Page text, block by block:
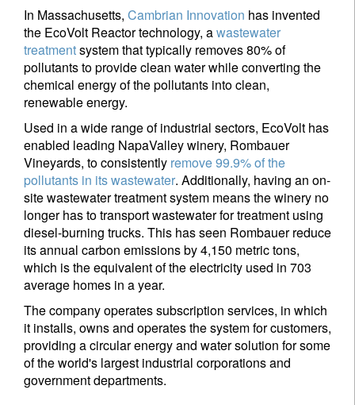
In Massachusetts, Cambrian Innovation has invented
the EcoVolt Reactor technology, awastewater
treatmentsystem that typically removes 80% of
pollutants to provide clean water while converting the
chemical energy of the pollutants into clean,
renewable energy.
Used in a wide range of industrial sectors, EcoVolt has
enabled leading NapaValley winery, Rombauer
Vineyards, to consistently remove 99.9% of the
pollutants in its wastewater. Additionally, having an on-
site wastewater treatment system means the winery no
longer has to transport wastewater for treatment using
diesel-burning trucks. This has seen Rombauer reduce
its annual carbon emissions by 4,150 metric tons,
which is the equivalent of the electricity used in 703
average homes in a year.
The company operates subscription services, in which
it installs, owns and operates the system for customers,
providing a circular energy and water solution for some
of the world's largest industrial corporations and
government departments.